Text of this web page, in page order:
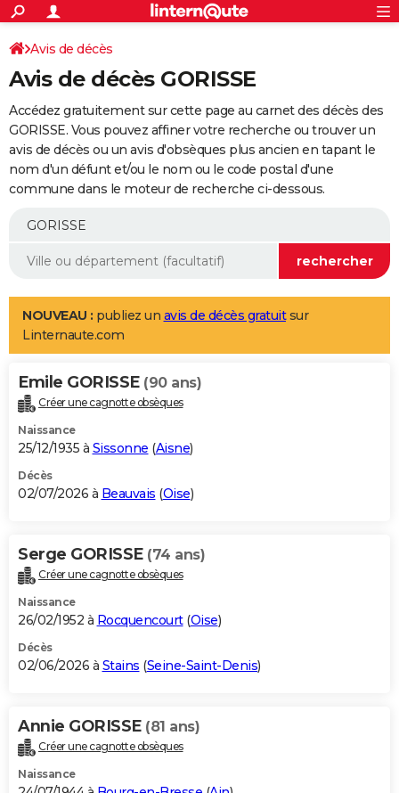
ACTUALITÉS
Politique
Société
Faits Divers
Education
Monde
Villes
+
SPORT
Coupe du monde 2026
Football
Tennis
Cyclisme
Rugby
Forum
Programme TV
TNT
Streaming
Cinéma
Sorties cinéma
Musique
+
FINANCE
Retraite
Epargne
Immobilier
Risques naturels par ville
Banque
Assurance
AUTO
Essais
Réserver un essai
Citadines
Berlines
SUV
Forum auto
+
Mobiles
Meilleur smartphone
Internet
Ordinateurs
Jeux vidéo
Guide high-tech
Aménagement intérieur
LIFESTYLE
Art de vivre
Bien-être
Loisirs
Mode
Modes de vie
Alimentation
Guide de la santé
Maladies
Médicaments
Sommeil
VOYAGE
Destinations
City break
Voyage nature
Voyage de noces
Forum
Climat
+PHOTO
GUIDES D'ACHAT
BONS PLANS
Carte de Noël
Carte Bonne année
Carte Saint-Valentin
Carte Pâques
Carte d'anniversaire
DICTIONNAIRE
Dictionnaire
Biographies
Citations
Expressions
Proverbes
PROGRAMME TV
S'inscrire
Se connecter
Lycées
Collèges
Primaires
Universités
Entreprises
Service militaire
Avis de recherche
AVIS DE DÉCÈS
Bricolage
Lifestyle
Culture
Sport
Auto
Television
Voyage
Cinema
Avis de décès
Avis de décès GORISSE
Accédez gratuitement sur cette page au carnet des décès des
GORISSE. Vous pouvez affiner votre recherche ou trouver un
avis de décès ou un avis d'obsèques plus ancien en tapant le
nom d'un défunt et/ou le nom ou le code postal d'une
commune dans le moteur de recherche ci-dessous.
NOUVEAU : publiez un avis de décès gratuitsur
Linternaute.com
Emile GORISSE (90 ans)
Créer une cagnotte obsèques
Naissance
25/12/1935 à Sissonne (Aisne)
Décès
02/07/2026 à Beauvais (Oise)
Serge GORISSE (74 ans)
Créer une cagnotte obsèques
Naissance
26/02/1952 à Rocquencourt(Oise)
Décès
02/06/2026 à Stains (Seine-Saint-Denis)
Annie GORISSE (81 ans)
Créer une cagnotte obsèques
Naissance